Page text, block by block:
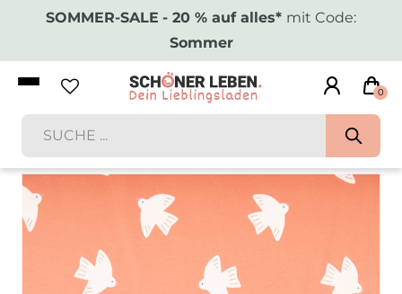
SOMMER-SALE - 20 % auf alles* mit Code:
Sommer
0